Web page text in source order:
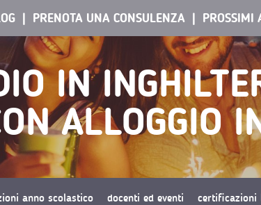
PROSSIMI
PRENOTA UNA CONSULENZA
IN
ALLOGGIO
anno scolastico docenti ed eventi certificazioni